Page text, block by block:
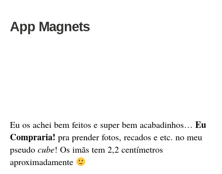
App Magnets
Eu os achei bem feitos e super bem acabadinhos… Eu
Compraria! pra prender fotos, recados e etc. no meu
pseudo cube! Os imãs tem 2,2 centímetros
aproximadamente